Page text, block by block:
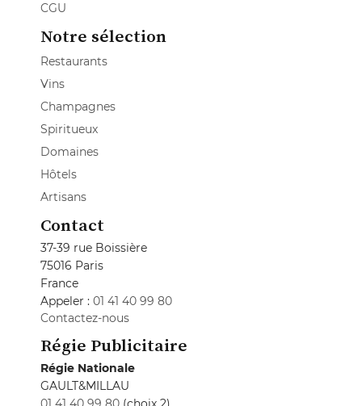
CGU
Notre sélection
Restaurants
Vins
Champagnes
Spiritueux
Domaines
Hôtels
Artisans
Contact
37-39 rue Boissière
75016 Paris
France
Appeler : 01 41 40 99 80
Contactez-nous
Régie Publicitaire
Régie Nationale
GAULT&MILLAU